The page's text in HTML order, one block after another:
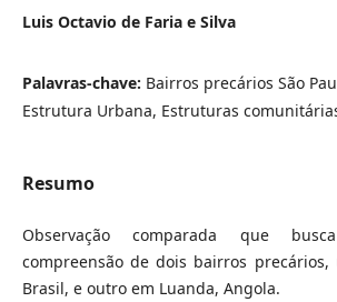
Luis Octavio de Faria e Silva
Palavras-chave: Bairros precários São
Estrutura Urbana, Estruturas
Resumo
Observação comparada que
compreensão de dois bairros precários,
Brasil, e outro em Luanda, Angola.